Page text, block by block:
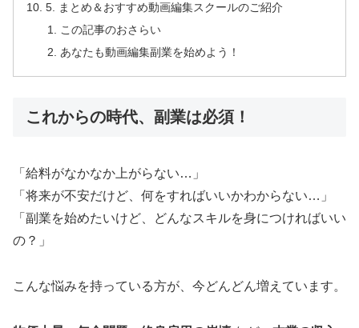
5. まとめ＆おすすめ動画編集スクールのご紹介
この記事のおさらい
あなたも動画編集副業を始めよう！
これからの時代、副業は必須！
「給料がなかなか上がらない…」
「将来が不安だけど、何をすればいいかわからない…」
「副業を始めたいけど、どんなスキルを身につければいい
の？」
こんな悩みを持っている方が、今どんどん増えています。